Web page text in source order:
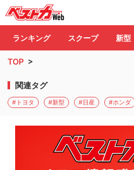
自動車情報誌「ベ
ランキング スクープ 新型
TOP >
関連タグ
#トヨタ #新型 #日産 #ホンダ